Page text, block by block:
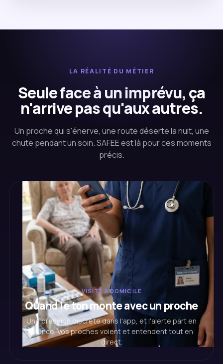
LA RÉALITÉ DU MÉTIER
Seule face à un imprévu, ça
n'arrive pas qu'aux autres.
Un proche qui s'énerve, une route déserte la nuit, une
chute pendant un soin. SAFEE est là pour ces moments
précis.
VISITE À DOMICILE
Quand le ton monte avec un proche
Une pression discrète dans l'app, et l'alerte part en
silence. Vos proches voient et entendent tout en
direct.